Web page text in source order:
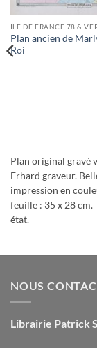
Plan ancien de
Roi
Plan original gravé
Erhard graveur.
impression en
feuille : 35 x 28 cm.
état.
NOUS
Librairie Patrick